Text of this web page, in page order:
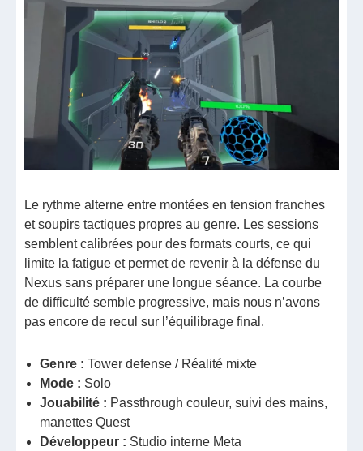
Le rythme alterne entre montées en tension franches
et soupirs tactiques propres au genre. Les sessions
semblent calibrées pour des formats courts, ce qui
limite la fatigue et permet de revenir à la défense du
Nexus sans préparer une longue séance. La courbe
de difficulté semble progressive, mais nous n’avons
pas encore de recul sur l’équilibrage final.
Genre : Tower defense / Réalité mixte
Mode : Solo
Jouabilité : Passthrough couleur, suivi des mains,
manettes Quest
Développeur : Studio interne Meta